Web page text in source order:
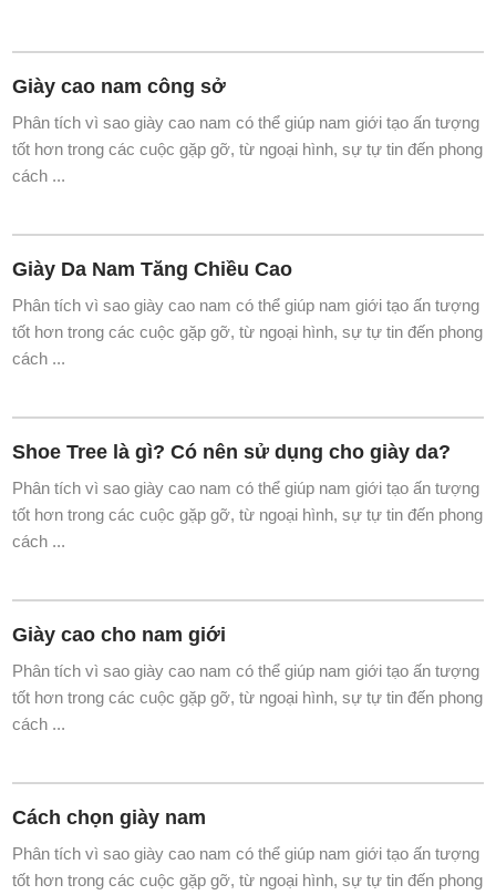
Giày cao nam công sở
Phân tích vì sao giày cao nam có thể giúp nam giới tạo ấn tượng
tốt hơn trong các cuộc gặp gỡ, từ ngoại hình, sự tự tin đến phong
cách ...
Giày Da Nam Tăng Chiều Cao
Phân tích vì sao giày cao nam có thể giúp nam giới tạo ấn tượng
tốt hơn trong các cuộc gặp gỡ, từ ngoại hình, sự tự tin đến phong
cách ...
Shoe Tree là gì? Có nên sử dụng cho giày da?
Phân tích vì sao giày cao nam có thể giúp nam giới tạo ấn tượng
tốt hơn trong các cuộc gặp gỡ, từ ngoại hình, sự tự tin đến phong
cách ...
Giày cao cho nam giới
Phân tích vì sao giày cao nam có thể giúp nam giới tạo ấn tượng
tốt hơn trong các cuộc gặp gỡ, từ ngoại hình, sự tự tin đến phong
cách ...
Cách chọn giày nam
Phân tích vì sao giày cao nam có thể giúp nam giới tạo ấn tượng
tốt hơn trong các cuộc gặp gỡ, từ ngoại hình, sự tự tin đến phong